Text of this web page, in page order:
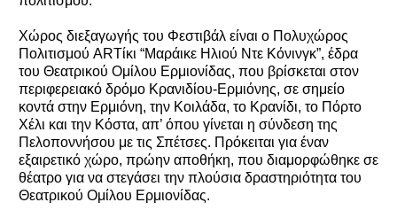
Χώρος διεξαγωγής του Φεστιβάλ είναι ο Πολυχώρος
Πολιτισμού ARTίκι “Μαράικε Ηλιού Ντε Κόνινγκ”, έδρα
του Θεατρικού Ομίλου Ερμιονίδας, που βρίσκεται στον
περιφερειακό δρόμο Κρανιδίου-Ερμιόνης, σε σημείο
κοντά στην Ερμιόνη, την Κοιλάδα, το Κρανίδι, το Πόρτο
Χέλι και την Κόστα, απ’ όπου γίνεται η σύνδεση της
Πελοποννήσου με τις Σπέτσες. Πρόκειται για έναν
εξαιρετικό χώρο, πρώην αποθήκη, που διαμορφώθηκε σε
θέατρο για να στεγάσει την πλούσια δραστηριότητα του
Θεατρικού Ομίλου Ερμιονίδας.